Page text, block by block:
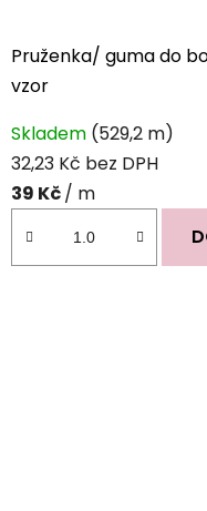
Pruženka/ guma do
vzor
hodnocení
produktu
je
5,0
z
Skladem (529,2 m)
32,23 Kč bez DPH
39 Kč/ m